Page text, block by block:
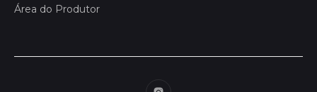
Área do Produtor